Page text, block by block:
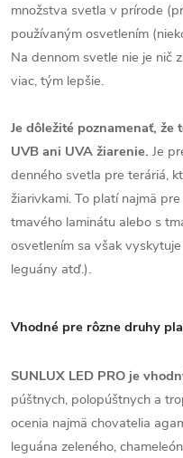
množstva svetla v prírode
používaným osvetlením
Na dennom svetle nie je nič
viac, tým lepšie.
Je dôležité poznamenať, že
UVB ani UVA žiarenie. Je
denného svetla pre teráriá,
žiarivkami. To platí najmä
tmavého laminátu alebo s
osvetlením sa však
leguány atď.).
Vhodné pre rôzne druhy
SUNLUX LED PRO je
púštnych, polopúštnych a
ocenia najmä chovatelia
leguána zeleného,